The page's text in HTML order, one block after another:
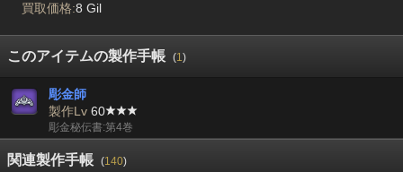
買取価格:8 Gil
このアイテムの製作手帳 (1)
彫金師
製作Lv 60
彫金秘伝書:第4巻
関連製作手帳 (140)